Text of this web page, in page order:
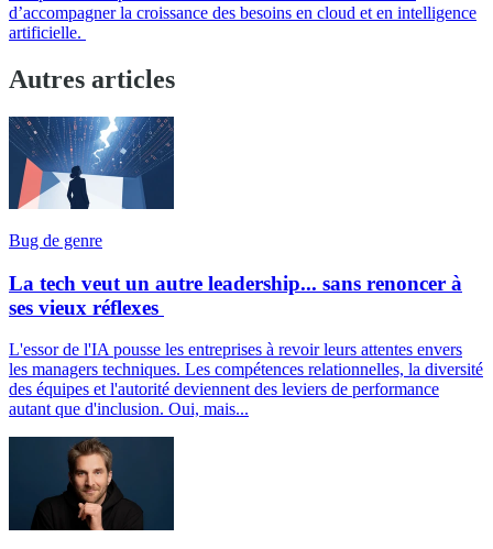
d’accompagner la croissance des besoins en cloud et en intelligence
artificielle.
Autres articles
Bug de genre
La tech veut un autre leadership... sans renoncer à
ses vieux réflexes
L'essor de l'IA pousse les entreprises à revoir leurs attentes envers
les managers techniques. Les compétences relationnelles, la diversité
des équipes et l'autorité deviennent des leviers de performance
autant que d'inclusion. Oui, mais...